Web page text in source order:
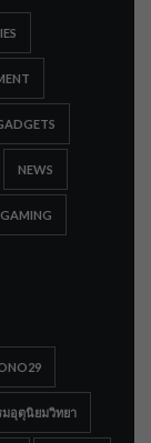
NEWS
มอุตุนิยมวิทยา